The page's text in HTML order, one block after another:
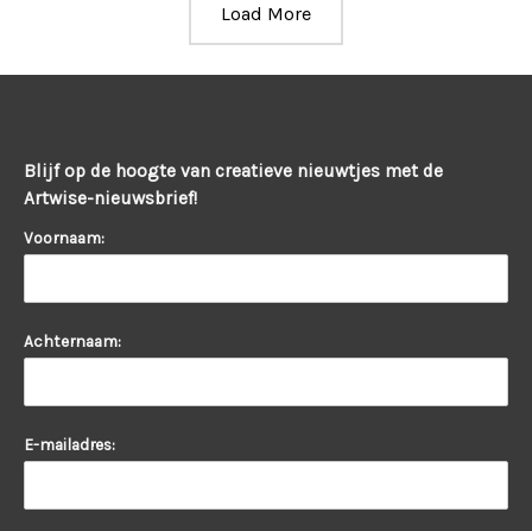
Load More
Blijf op de hoogte van creatieve nieuwtjes met de
Artwise-nieuwsbrief!
Voornaam:
Achternaam:
E-mailadres: